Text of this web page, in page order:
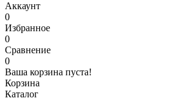
Аккаунт
0
Избранное
0
Сравнение
0
Ваша корзина пуста!
Корзина
Каталог